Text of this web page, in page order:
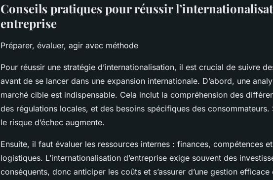
Conseils pratiques pour réussir
entreprise
Préparer, évaluer, agir avec méthode
Pour réussir une stratégie d’internationalisation, il est crucial de suivre
avant de se lancer dans une expansion internationale. D’abord, une
marché cible est indispensable. Cela inclut la compréhension des
des régulations locales, et des besoins spécifiques des consommateurs.
le risque d’échec augmente.
Ensuite, il faut évaluer les ressources internes : finances, compétences
logistiques. L’internationalisation d’entreprise exige souvent des
conséquents, donc anticiper les coûts et s’assurer d’une gestion